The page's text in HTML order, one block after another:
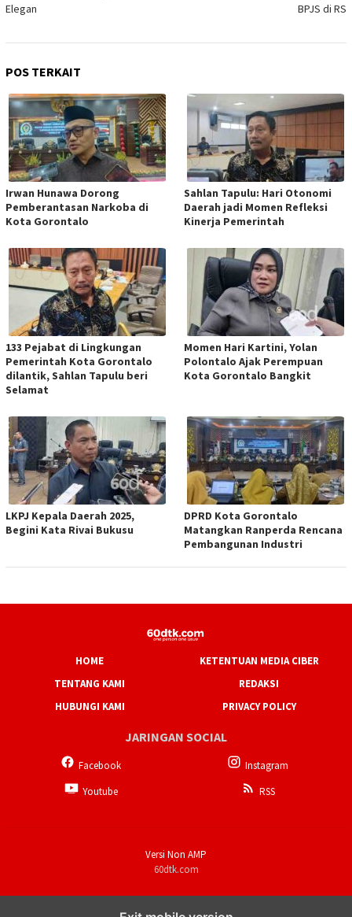
Elegan
BPJS di RS
POS TERKAIT
Irwan Hunawa Dorong
Pemberantasan Narkoba di
Kota Gorontalo
Sahlan Tapulu: Hari Otonomi
Daerah jadi Momen Refleksi
Kinerja Pemerintah
133 Pejabat di Lingkungan
Pemerintah Kota Gorontalo
dilantik, Sahlan Tapulu beri
Selamat
Momen Hari Kartini, Yolan
Polontalo Ajak Perempuan
Kota Gorontalo Bangkit
LKPJ Kepala Daerah 2025,
Begini Kata Rivai Bukusu
DPRD Kota Gorontalo
Matangkan Ranperda Rencana
Pembangunan Industri
HOME
KETENTUAN MEDIA CIBER
TENTANG KAMI
REDAKSI
HUBUNGI KAMI
PRIVACY POLICY
JARINGAN SOCIAL
Facebook
Instagram
Youtube
RSS
Versi Non AMP
60dtk.com